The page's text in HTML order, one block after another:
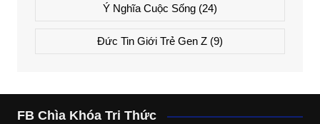
Ý Nghĩa Cuộc Sống(24)
Đức Tin Giới Trẻ Gen Z(9)
FB Chìa Khóa Tri Thức